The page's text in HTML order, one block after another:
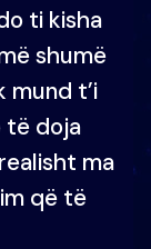
ti kisha
shumë
mund t’i
të doja
ma
që të